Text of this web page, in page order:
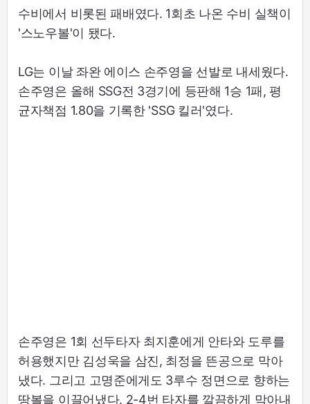
수비에서 비롯된 패배였다. 1회초 나온 수비 실책이
'스노우볼'이 됐다.
LG는 이날 좌완 에이스 손주영을 선발로 내세웠다.
손주영은 올해 SSG전 3경기에 등판해 1승 1패, 평
균자책점 1.80을 기록한 'SSG 킬러'였다.
손주영은 1회 선두타자 최지훈에게 안타와 도루를
허용했지만 김성욱을 삼진, 최정을 뜬공으로 막아
냈다. 그리고 고명준에게도 3루수 정면으로 향하는
땅볼을 이끌어냈다. 2-4번 타자를 깔끔하게 막아내